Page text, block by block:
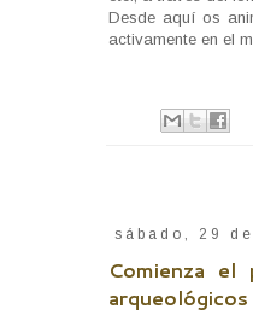
Desde aquí os
activamente en el
sábado, 29
Comienza el
arqueológicos